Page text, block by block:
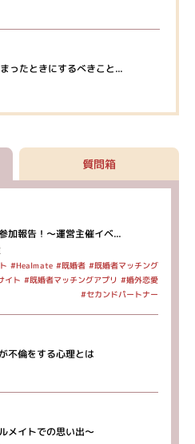
ったときにするべきこと...
質問箱
加報告！～運営主催イベ...
#Healmate #既婚者 #既婚者マッチング
イト #既婚者マッチングアプリ #婚外恋愛
#セカンドパートナー
不倫をする心理とは
メイトでの思い出～